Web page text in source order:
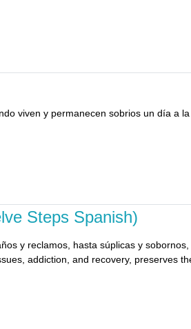
viven y permanecen sobrios un día a la
Steps Spanish)
y reclamos, hasta súplicas y
addiction, and recovery, preserves